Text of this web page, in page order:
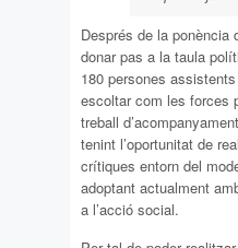
Després de la
donar pas a la taula
180 persones
escoltar com les forces
treball
tenint l’oportunitat de
crítiques entorn del
adoptant actualment
a l’acció social.